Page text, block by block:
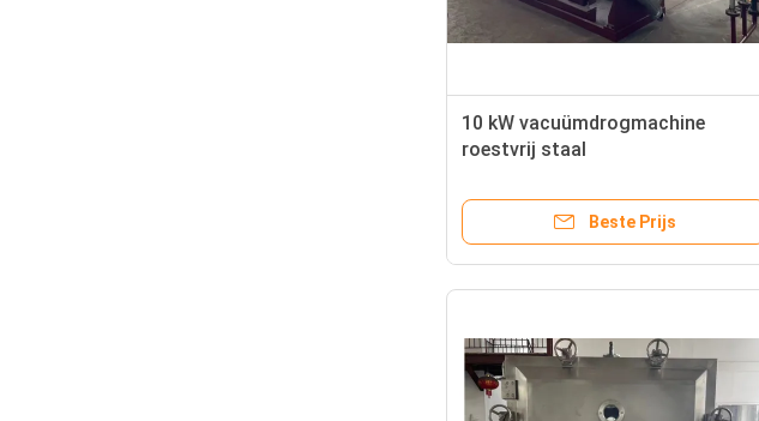
10 kW vacuümdrogmachine
roestvrij staal
Beste Prijs